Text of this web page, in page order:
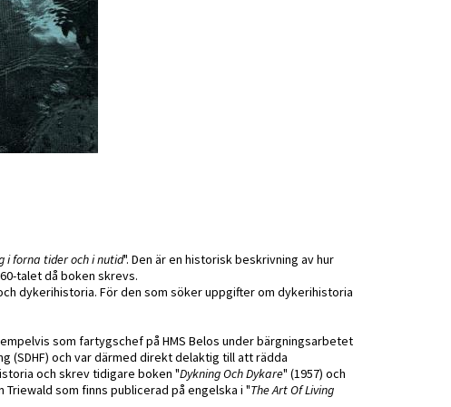
i forna tider och i nutid". Den är en historisk beskrivning av hur
talet då boken skrevs.
dykerihistoria. För den som söker uppgifter om dykerihistoria
som fartygschef på HMS Belos under bärgningsarbetet
(SDHF) och var därmed direkt delaktig till att rädda
och skrev tidigare boken "Dykning Och Dykare" (1957) och
som finns publicerad på engelska i "The Art Of Living